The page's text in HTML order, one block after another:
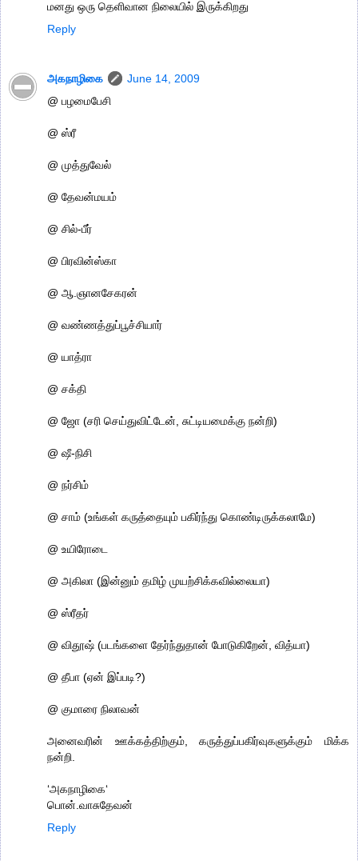
மனது ஒரு தெளிவான நிலையில் இருக்கிறது
Reply
அகநாழிகை
June 14, 2009
@ பழமைபேசி
@ ஸ்ரீ
@ முத்துவேல்
@ தேவன்மயம்
@ சில்-பீர்
@ பிரவின்ஸ்கா
@ ஆ.ஞானசேகரன்
@ வண்ணத்துப்பூச்சியார்
@ யாத்ரா
@ சக்தி
@ ஜோ (சரி செய்துவிட்டேன், சுட்டியமைக்கு நன்றி)
@ ஷீ-நிசி
@ நர்சிம்
@ சாம் (உங்கள் கருத்தையும் பகிர்ந்து கொண்டிருக்கலாமே)
@ உயிரோடை
@ அகிலா (இன்னும் தமிழ் முயற்சிக்கவில்லையா)
@ ஸ்ரீதர்
@ விதூஷ் (படங்களை தேர்ந்துதான் போடுகிறேன், வித்யா)
@ தீபா (ஏன் இப்படி?)
@ குமாரை நிலாவன்
அனைவரின் ஊக்கத்திற்கும், கருத்துப்பகிர்வுகளுக்கும் மிக்க
நன்றி.
‘அகநாழிகை‘
பொன்.வாசுதேவன்
Reply